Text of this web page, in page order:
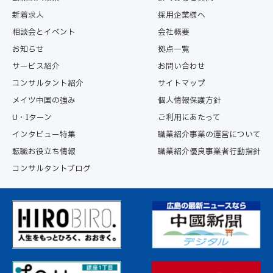
新着求人
相談会とイベント
お知らせ
サービス紹介
コンサルタント紹介
メイツ中国の強み
U・Iターン
インタビュー特集
転職お役立ち情報
コンサルタントブログ
採用企業様へ
会社概要
拠点一覧
お問い合わせ
サイトマップ
個人情報保護方針
ご利用にあたって
職業紹介事業の運営について
職業紹介優良事業者行動指針